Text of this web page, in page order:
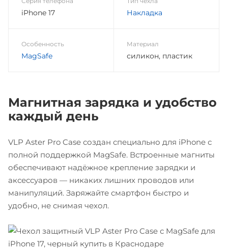
Магнитная зарядка и удобство
каждый день
VLP Aster Pro Case создан специально для iPhone с
полной поддержкой MagSafe. Встроенные магниты
обеспечивают надёжное крепление зарядки и
аксессуаров — никаких лишних проводов или
манипуляций. Заряжайте смартфон быстро и
удобно, не снимая чехол.
iPhone 17 Накладка
Особенность
MagSafe
Материал
силикон, пластик